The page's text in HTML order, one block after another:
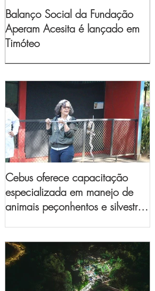
Balanço Social da Fundação
Aperam Acesita é lançado em
Timóteo
Cebus oferece capacitação
especializada em manejo de
animais peçonhentos e silvestres